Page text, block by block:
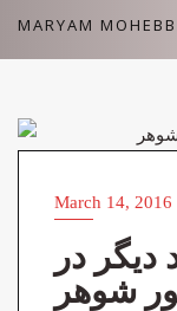
SkipMARYAM
March 14, 2016
در
شوهر